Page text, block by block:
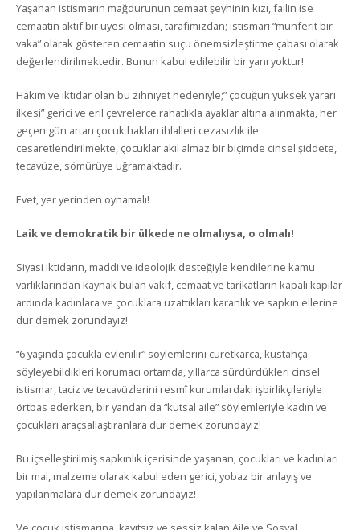
Yaşanan istismarın mağdurunun cemaat şeyhinin kızı, failin ise
cemaatin aktif bir üyesi olması, tarafımızdan; istismarı “münferit bir
vaka” olarak gösteren cemaatin suçu önemsizleştirme çabası olarak
değerlendirilmektedir. Bunun kabul edilebilir bir yanı yoktur!
Hakim ve iktidar olan bu zihniyet nedeniyle;” çocuğun yüksek yararı
ilkesi” gerici ve eril çevrelerce rahatlıkla ayaklar altına alınmakta, her
geçen gün artan çocuk hakları ihlalleri cezasızlık ile
cesaretlendirilmekte, çocuklar akıl almaz bir biçimde cinsel şiddete,
tecavüze, sömürüye uğramaktadır.
Evet, yer yerinden oynamalı!
Laik ve demokratik bir ülkede ne olmalıysa, o olmalı!
Siyasi iktidarın, maddi ve ideolojik desteğiyle kendilerine kamu
varlıklarından kaynak bulan vakıf, cemaat ve tarikatların kapalı kapılar
ardında kadınlara ve çocuklara uzattıkları karanlık ve sapkın ellerine
dur demek zorundayız!
“6 yaşında çocukla evlenilir” söylemlerini cüretkarca, küstahça
söyleyebildikleri korumacı ortamda, yıllarca sürdürdükleri cinsel
istismar, taciz ve tecavüzlerini resmî kurumlardaki işbirlikçileriyle
örtbas ederken, bir yandan da “kutsal aile” söylemleriyle kadın ve
çocukları araçsallaştıranlara dur demek zorundayız!
Bu içselleştirilmiş sapkınlık içerisinde yaşanan; çocukları ve kadınları
bir mal, malzeme olarak kabul eden gerici, yobaz bir anlayış ve
yapılanmalara dur demek zorundayız!